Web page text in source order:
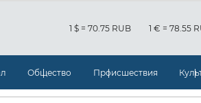
1 $ = 70.75 RUB 1 € = 78.55
Общество Происшествия